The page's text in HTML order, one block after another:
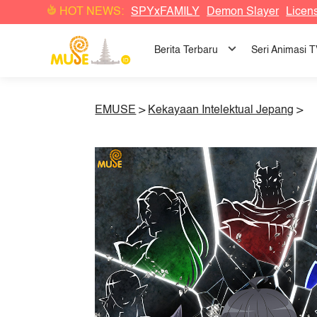
HOT NEWS: SPYxFAMILY Demon Slayer
Berita Terbaru Seri Animasi
EMUSE > Kekayaan Intelektual Jepang >